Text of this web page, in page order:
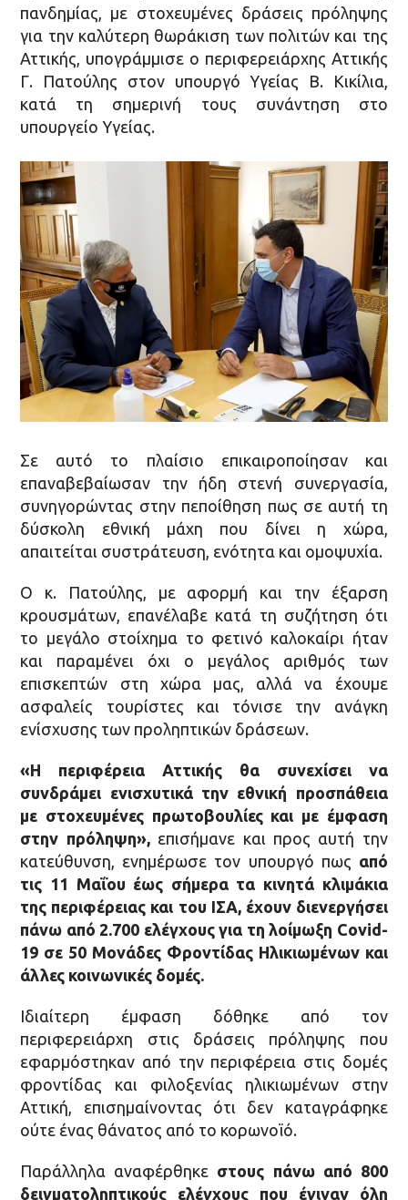
πανδημίας, με στοχευμένες δράσεις πρόληψης
για την καλύτερη θωράκιση των πολιτών και της
Αττικής, υπογράμμισε ο περιφερειάρχης Αττικής
Γ. Πατούλης στον υπουργό Υγείας Β. Κικίλια,
κατά τη σημερινή τους συνάντηση στο
υπουργείο Υγείας.
Σε αυτό το πλαίσιο επικαιροποίησαν και
επαναβεβαίωσαν την ήδη στενή συνεργασία,
συνηγορώντας στην πεποίθηση πως σε αυτή τη
δύσκολη εθνική μάχη που δίνει η χώρα,
απαιτείται συστράτευση, ενότητα και ομοψυχία.
Ο κ. Πατούλης, με αφορμή και την έξαρση
κρουσμάτων, επανέλαβε κατά τη συζήτηση ότι
το μεγάλο στοίχημα το φετινό καλοκαίρι ήταν
και παραμένει όχι ο μεγάλος αριθμός των
επισκεπτών στη χώρα μας, αλλά να έχουμε
ασφαλείς τουρίστες και τόνισε την ανάγκη
ενίσχυσης των προληπτικών δράσεων.
«Η περιφέρεια Αττικής θα συνεχίσει να
συνδράμει ενισχυτικά την εθνική προσπάθεια
με στοχευμένες πρωτοβουλίες και με έμφαση
στην πρόληψη»,επισήμανε και προς αυτή την
κατεύθυνση, ενημέρωσε τον υπουργό πως από
τις 11 Μαΐου έως σήμερα τα κινητά κλιμάκια
της περιφέρειας και του ΙΣΑ, έχουν διενεργήσει
πάνω από 2.700 ελέγχους για τη λοίμωξη Covid-
19 σε 50 Μονάδες Φροντίδας Ηλικιωμένων και
άλλες κοινωνικές δομές.
Ιδιαίτερη έμφαση δόθηκε από τον
περιφερειάρχη στις δράσεις πρόληψης που
εφαρμόστηκαν από την περιφέρεια στις δομές
φροντίδας και φιλοξενίας ηλικιωμένων στην
Αττική, επισημαίνοντας ότι δεν καταγράφηκε
ούτε ένας θάνατος από το κορωνοϊό.
Παράλληλα αναφέρθηκε στους πάνω από 800
δειγματοληπτικούς ελέγχους που έγιναν όλη